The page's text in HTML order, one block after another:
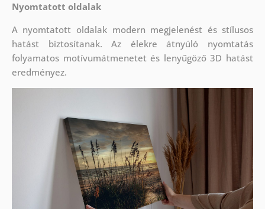
Nyomtatott oldalak
A nyomtatott oldalak modern megjelenést és stílusos
hatást biztosítanak. Az élekre átnyúló nyomtatás
folyamatos motívumátmenetet és lenyűgöző 3D hatást
eredményez.